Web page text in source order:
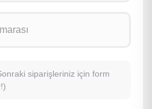
siparişleriniz için form